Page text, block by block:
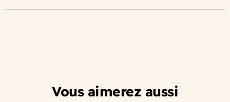
Vous aimerez aussi